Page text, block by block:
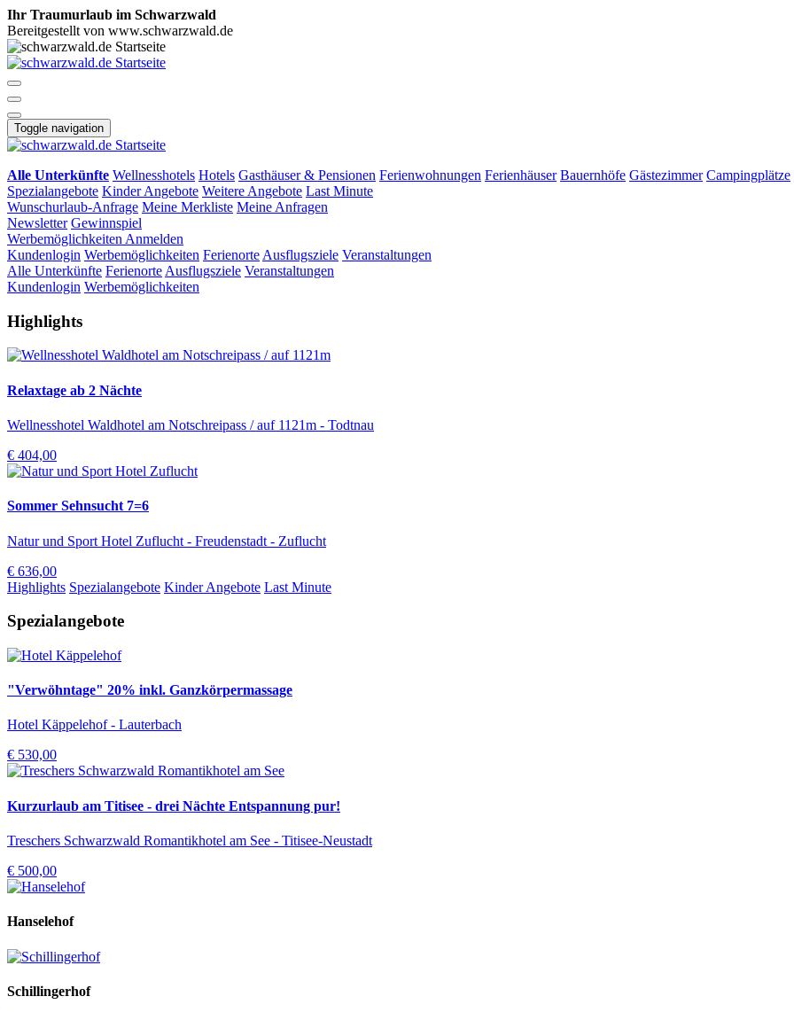
Ihr Traumurlaub im Schwarzwald
Bereitgestellt von www.schwarzwald.de
Toggle navigation
Alle Unterkünfte Wellnesshotels Hotels Gasthäuser & Pensionen Ferienwohnungen Ferienhäuser Bauernhöfe Gästezimmer Campingplätze
Spezialangebote Kinder Angebote Weitere Angebote Last Minute
Wunschurlaub-Anfrage Meine Merkliste Meine Anfragen
Newsletter Gewinnspiel
Werbemöglichkeiten Anmelden
Kundenlogin Werbemöglichkeiten Ferienorte Ausflugsziele Veranstaltungen
Alle Unterkünfte Ferienorte Ausflugsziele Veranstaltungen
Kundenlogin Werbemöglichkeiten
Highlights
Relaxtage ab 2 Nächte
Wellnesshotel Waldhotel am Notschreipass / auf 1121m - Todtnau
€ 404,00
Sommer Sehnsucht 7=6
Natur und Sport Hotel Zuflucht - Freudenstadt - Zuflucht
€ 636,00
Highlights Spezialangebote Kinder Angebote Last Minute
Spezialangebote
"Verwöhntage" 20% inkl. Ganzkörpermassage
Hotel Käppelehof - Lauterbach
€ 530,00
Kurzurlaub am Titisee - drei Nächte Entspannung pur!
Treschers Schwarzwald Romantikhotel am See - Titisee-Neustadt
€ 500,00
Hanselehof
Schillingerhof